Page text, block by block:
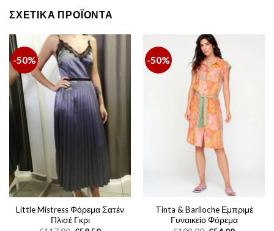
ΣΧΕΤΙΚΆ ΠΡΟΪΌΝΤΑ
-50%
Little Mistress Φόρεμα Σατέν
Πλισέ Γκρι
-50%
Tinta & Bariloche Εμπριμέ
Γυναικείο Φόρεμα